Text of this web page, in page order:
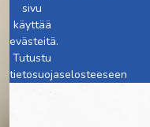
sivu
käyttää
evästeitä.
Tutustu
tietosuojaselosteeseen